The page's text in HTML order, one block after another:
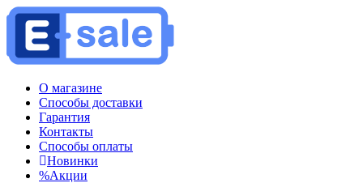
О магазине
Способы доставки
Гарантия
Контакты
Способы оплаты
Новинки
%Акции